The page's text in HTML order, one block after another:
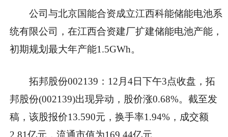
公司与北京国能合资成立江西科能储能电池系
统有限公司，在江西合资建厂扩建储能电池产能，
初期规划最大年产能1.5GWh。
拓邦股份002139：12月4日下午3点收盘，拓
邦股份(002139)出现异动，股价涨0.68%。截至发
稿，该股报价13.590元，换手率1.94%，成交额
2.81亿元，流通市值为169.44亿元。